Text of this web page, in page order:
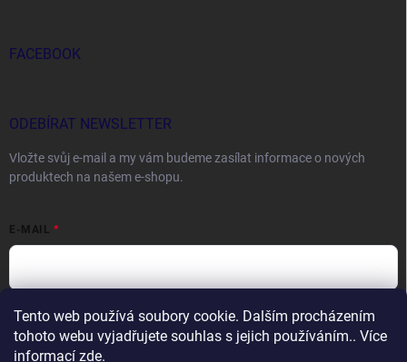
Tento web používá soubory cookie. Dalším procházením
tohoto webu vyjadřujete souhlas s jejich používáním.. Více
informací zde.
FACEBOOK
ODEBÍRAT NEWSLETTER
Vložte svůj e-mail a my vám budeme zasílat informace o nových
produktech na našem e-shopu.
E-MAIL
Vložením e-mailu souhlasíte spodmínkami ochrany osobních údajů
Přihlásit se